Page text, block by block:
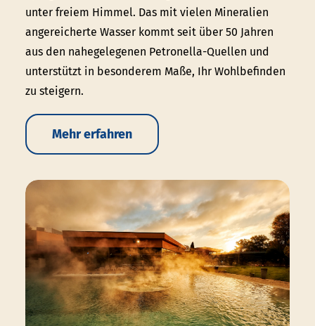
unter freiem Himmel. Das mit vielen Mineralien
angereicherte Wasser kommt seit über 50 Jahren
aus den nahegelegenen Petronella-Quellen und
unterstützt in besonderem Maße, Ihr Wohlbefinden
zu steigern.
Mehr erfahren